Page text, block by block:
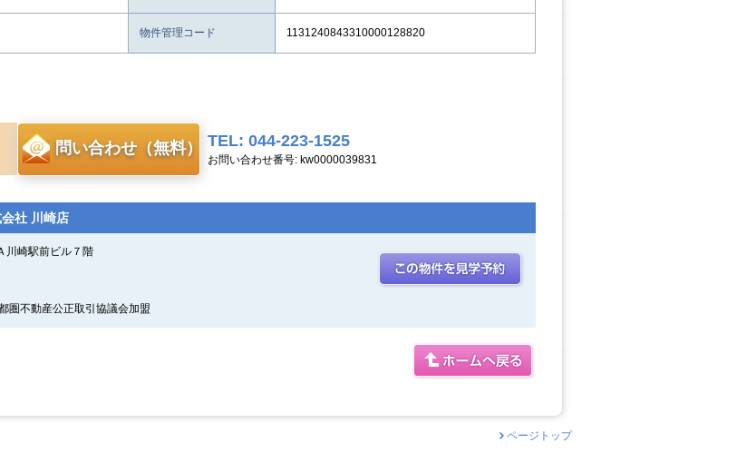
物件管理コード 1131240843310000128820
問い合わせ（無料） TEL: 044-223-1525
お問い合わせ番号: kw0000039831
社 川崎店
川崎駅前ビル７階
圏不動産公正取引協議会加盟
ページトップ